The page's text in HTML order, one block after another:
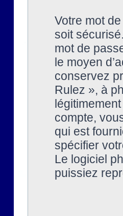
Votre mot
soit
mot de
le moyen
conservez
Rulez », à
compte,
qui est
spécifier
Le logiciel
puissiez